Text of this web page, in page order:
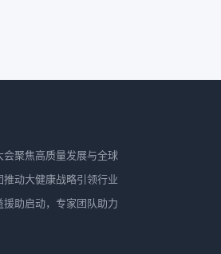
会聚焦高质量发展与全球
推动大健康战略引领行业
援助启动，专家团队助力